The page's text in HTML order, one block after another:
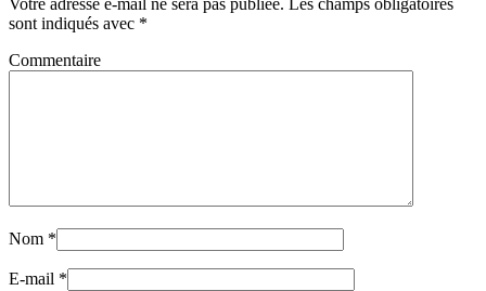
sont indiqués avec *
Commentaire
Nom *
E-mail *